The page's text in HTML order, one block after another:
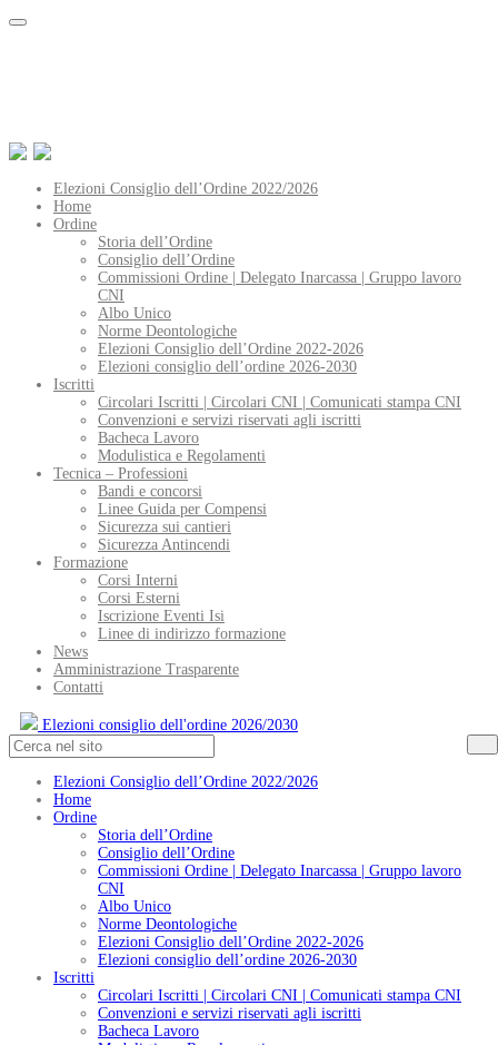
Elezioni Consiglio dell’Ordine 2022/2026
Home
Ordine
Storia dell’Ordine
Consiglio dell’Ordine
Commissioni Ordine | Delegato Inarcassa | Gruppo lavoro
CNI
Albo Unico
Norme Deontologiche
Elezioni Consiglio dell’Ordine 2022-2026
Elezioni consiglio dell’ordine 2026-2030
Iscritti
Circolari Iscritti | Circolari CNI | Comunicati stampa CNI
Convenzioni e servizi riservati agli iscritti
Bacheca Lavoro
Modulistica e Regolamenti
Tecnica – Professioni
Bandi e concorsi
Linee Guida per Compensi
Sicurezza sui cantieri
Sicurezza Antincendi
Formazione
Corsi Interni
Corsi Esterni
Iscrizione Eventi Isi
Linee di indirizzo formazione
News
Amministrazione Trasparente
Contatti
Elezioni consiglio dell'ordine 2026/2030
Elezioni Consiglio dell’Ordine 2022/2026
Home
Ordine
Storia dell’Ordine
Consiglio dell’Ordine
Commissioni Ordine | Delegato Inarcassa | Gruppo lavoro
CNI
Albo Unico
Norme Deontologiche
Elezioni Consiglio dell’Ordine 2022-2026
Elezioni consiglio dell’ordine 2026-2030
Iscritti
Circolari Iscritti | Circolari CNI | Comunicati stampa CNI
Convenzioni e servizi riservati agli iscritti
Bacheca Lavoro